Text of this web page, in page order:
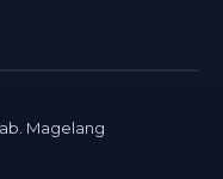
Magelang